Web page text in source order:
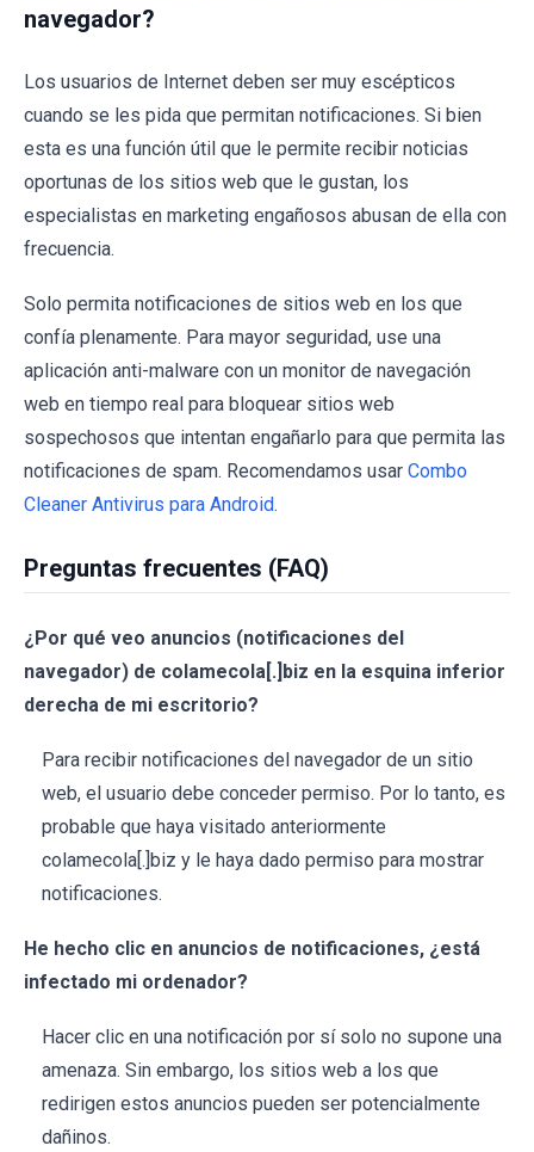
navegador?
Los usuarios de Internet deben ser muy escépticos
cuando se les pida que permitan notificaciones. Si bien
esta es una función útil que le permite recibir noticias
oportunas de los sitios web que le gustan, los
especialistas en marketing engañosos abusan de ella con
frecuencia.
Solo permita notificaciones de sitios web en los que
confía plenamente. Para mayor seguridad, use una
aplicación anti-malware con un monitor de navegación
web en tiempo real para bloquear sitios web
sospechosos que intentan engañarlo para que permita las
notificaciones de spam. Recomendamos usar Combo
Cleaner Antivirus para Android.
Preguntas frecuentes (FAQ)
¿Por qué veo anuncios (notificaciones del
navegador) de colamecola[.]biz en la esquina inferior
derecha de mi escritorio?
Para recibir notificaciones del navegador de un sitio
web, el usuario debe conceder permiso. Por lo tanto, es
probable que haya visitado anteriormente
colamecola[.]biz y le haya dado permiso para mostrar
notificaciones.
He hecho clic en anuncios de notificaciones, ¿está
infectado mi ordenador?
Hacer clic en una notificación por sí solo no supone una
amenaza. Sin embargo, los sitios web a los que
redirigen estos anuncios pueden ser potencialmente
dañinos.